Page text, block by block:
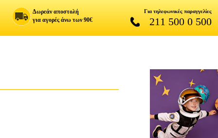
Δωρεάν αποστολή
για αγορές άνω των 90€
Για τηλεφωνικές παραγγελίες
211 500 0 500